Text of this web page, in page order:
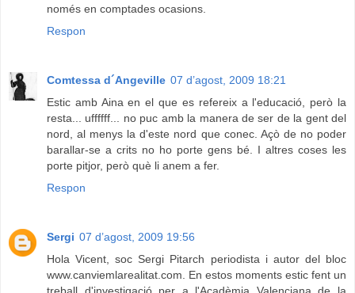
només en comptades ocasions.
Respon
Comtessa d´Angeville 07 d’agost, 2009 18:21
Estic amb Aina en el que es refereix a l'educació, però la
resta... uffffff... no puc amb la manera de ser de la gent del
nord, al menys la d'este nord que conec. Açò de no poder
barallar-se a crits no ho porte gens bé. I altres coses les
porte pitjor, però què li anem a fer.
Respon
Sergi 07 d’agost, 2009 19:56
Hola Vicent, soc Sergi Pitarch periodista i autor del bloc
www.canviemlarealitat.com. En estos moments estic fent un
treball d'investigació per a l'Acadèmia Valenciana de la